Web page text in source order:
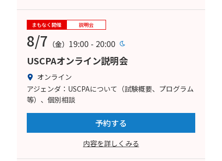
まもなく開催 説明会
8/7 （金） 19:00 - 20:00
USCPAオンライン説明会
オンライン
アジェンダ：USCPAについて（試験概要、プログラム
等）、個別相談
予約する
内容を詳しくみる